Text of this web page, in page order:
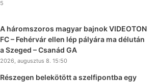
A háromszoros magyar bajnok VIDEOTON
FC – Fehérvár ellen lép pályára ma délután
a Szeged – Csanád GA
2026, augusztus 8. 15:50
Részegen belekötött a szelfipontba egy